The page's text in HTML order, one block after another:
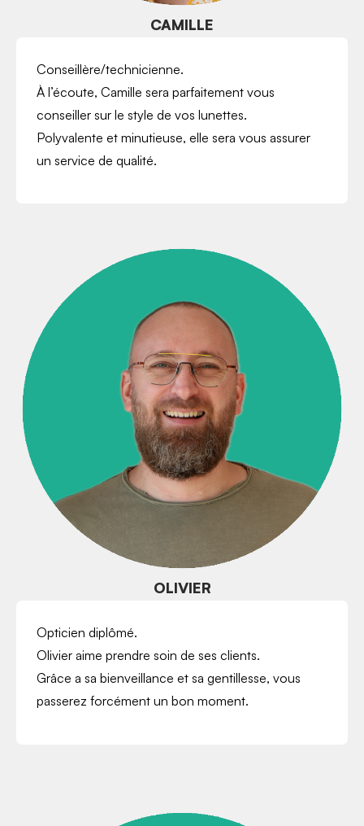
CAMILLE
Conseillère/technicienne.
À l’écoute, Camille sera parfaitement vous
conseiller sur le style de vos lunettes.
Polyvalente et minutieuse, elle sera vous assurer
un service de qualité.
OLIVIER
Opticien diplômé.
Olivier aime prendre soin de ses clients.
Grâce a sa bienveillance et sa gentillesse, vous
passerez forcément un bon moment.